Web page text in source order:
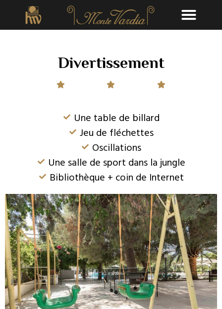
Divertissement
Une table de billard
Jeu de fléchettes
Oscillations
Une salle de sport dans la jungle
Bibliothèque + coin de Internet